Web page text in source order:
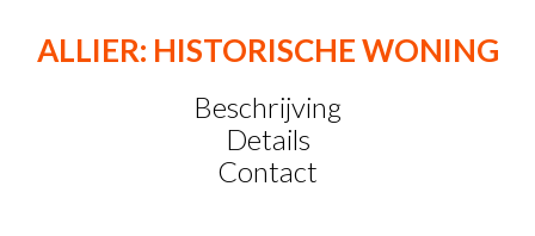
ALLIER: HISTORISCHE WONING
Beschrijving
Details
Contact